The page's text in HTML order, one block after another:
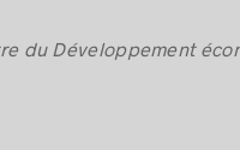
du Développement